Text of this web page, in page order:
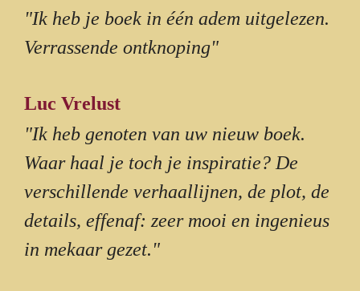
"Ik heb je boek in één adem uitgelezen.
Verrassende ontknoping"
Luc Vrelust
"Ik heb genoten van uw nieuw boek.
Waar haal je toch je inspiratie? De
verschillende verhaallijnen, de plot, de
details, effenaf: zeer mooi en ingenieus
in mekaar gezet."